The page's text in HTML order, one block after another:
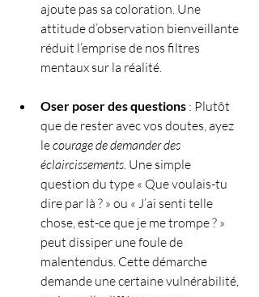
ajoute pas sa coloration. Une
attitude d’observation bienveillante
réduit l’emprise de nos filtres
mentaux sur la réalité.
Oser poser des questions : Plutôt
que de rester avec vos doutes, ayez
le courage de demander des
éclaircissements. Une simple
question du type « Que voulais-tu
dire par là ? » ou « J’ai senti telle
chose, est-ce que je me trompe ? »
peut dissiper une foule de
malentendus. Cette démarche
demande une certaine vulnérabilité,